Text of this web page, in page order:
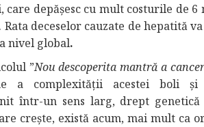
depășesc cu mult costurile de 6
deceselor cauzate de hepatită va
nivel global.
”Nou descoperita mantră a
a complexității acestei boli și
într-un sens larg, drept
crește, există acum, mai mult ca